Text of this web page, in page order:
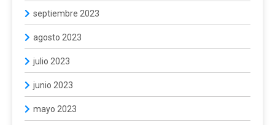
septiembre 2023
agosto 2023
julio 2023
junio 2023
mayo 2023